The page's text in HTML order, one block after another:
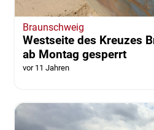
Braunschweig
Westseite des Kreuzes
ab Montag gesperrt
vor 11 Jahren